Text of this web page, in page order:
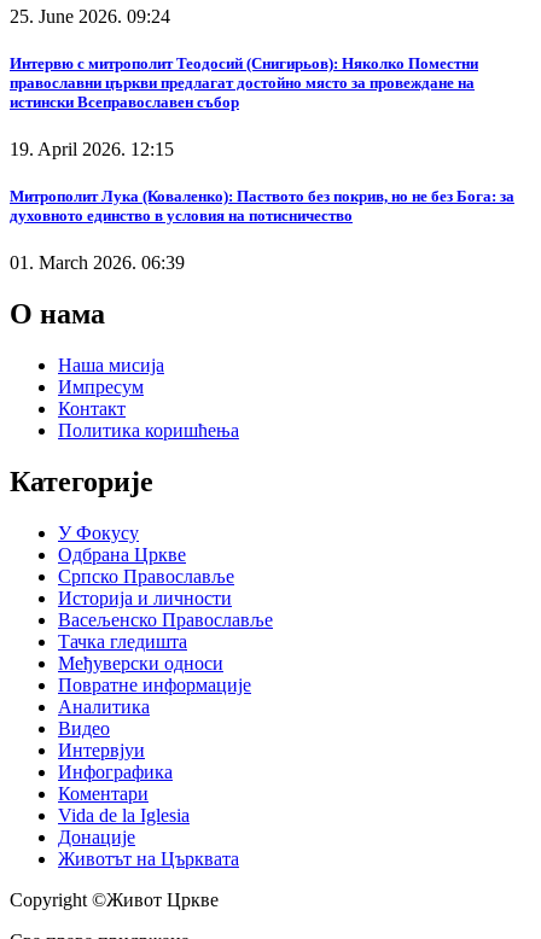
25. June 2026. 09:24
Интервю с митрополит Теодосий (Снигирьов): Няколко Поместни
православни църкви предлагат достойно място за провеждане на
истински Всеправославен събор
19. April 2026. 12:15
Митрополит Лука (Коваленко): Паството без покрив, но не без Бога: за
духовното единство в условия на потисничество
01. March 2026. 06:39
О нама
Наша мисија
Импресум
Контакт
Политика коришћења
Категорије
У Фокусу
Одбрана Цркве
Српско Православље
Историја и личности
Васељенско Православље
Тачка гледишта
Међуверски односи
Повратне информације
Аналитика
Видео
Интервјуи
Инфографика
Коментари
Vida de la Iglesia
Донације
Животът на Църквата
Copyright ©Живот Цркве